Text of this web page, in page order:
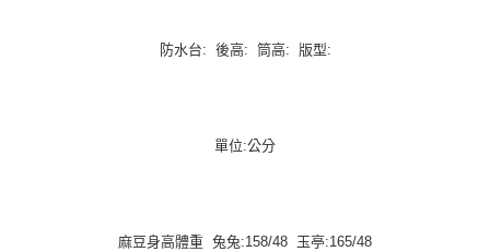
防水台: 後高: 筒高: 版型:
單位:公分
麻豆身高體重 兔兔:158/48 玉亭:165/48